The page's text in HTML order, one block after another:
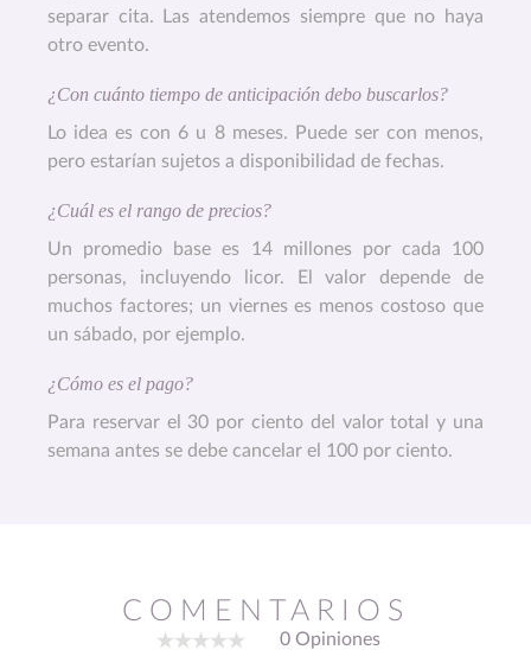
separar cita. Las atendemos siempre que no haya
otro evento.
¿Con cuánto tiempo de anticipación debo buscarlos?
Lo idea es con 6 u 8 meses. Puede ser con menos,
pero estarían sujetos a disponibilidad de fechas.
¿Cuál es el rango de precios?
Un promedio base es 14 millones por cada 100
personas, incluyendo licor. El valor depende de
muchos factores; un viernes es menos costoso que
un sábado, por ejemplo.
¿Cómo es el pago?
Para reservar el 30 por ciento del valor total y una
semana antes se debe cancelar el 100 por ciento.
COMENTARIOS
0 Opiniones